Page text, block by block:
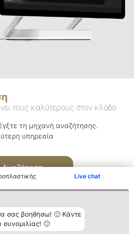
Live chat
σας βοηθήσω! 🙂 Κάντε
συνομιλίας! 🙂
τους καλύτερους στον κλάδο
τη μηχανή αναζήτησης.
υπηρεσία
Αναζήτηση